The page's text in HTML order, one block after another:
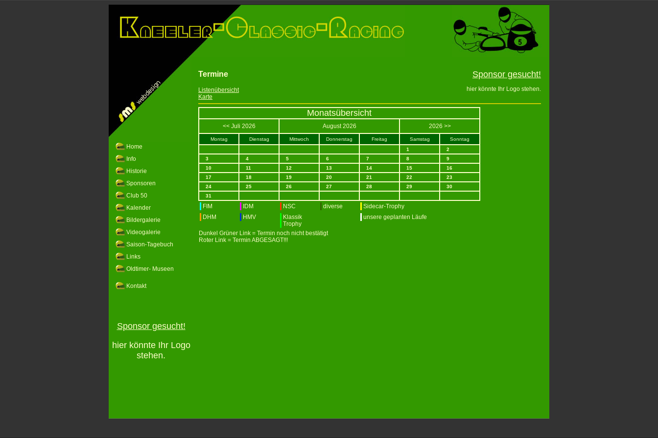
Home
Info
Historie
Sponsoren
Club 50
Kalender
Bildergalerie
Videogalerie
Saison-Tagebuch
Links
Oldtimer- Museen
Kontakt
Sponsor gesucht!
hier könnte Ihr Logo
stehen.
Termine
Listenübersicht
Karte
Sponsor gesucht!
hier könnte Ihr Logo stehen.
Monatsübersicht
<< Juli 2026 August 2026 2026 >>
Montag Dienstag Mittwoch Donnerstag Freitag Samstag
Sonntag
1
2
3
4 5 6 7 8
9
10
11 12 13 14 15
16
17
18 19 20 21 22
23
24
25 26 27 28 29
30
31
FIM IDM NSC diverse
Sidecar-Trophy
DHM
HMV
Klassik
Trophy
unsere geplanten Läufe
Dunkel Grüner Link = Termin noch nicht bestätigt
Roter Link = Termin ABGESAGT!!!